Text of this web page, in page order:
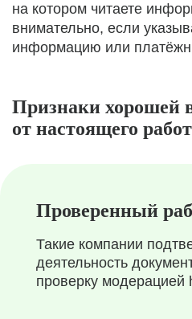
на котором читаете
внимательно, если
информацию или
Признаки хорошей
от настоящего
Проверенный
Такие компании
деятельность
проверку модерацией